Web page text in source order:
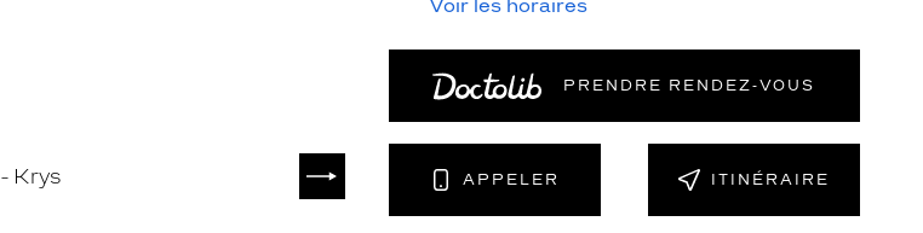
Voir les horaires
PRENDRE RENDEZ‑VOUS
APPELER ITINÉRAIRE